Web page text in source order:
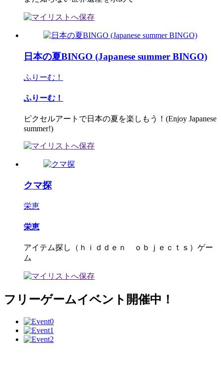
日本の夏BINGO (Japanese summer BINGO)
ふりーむ！
ふりーむ！
ピクセルアートで日本の夏を楽しもう！(Enjoy Japanese
summer!)
クマ探
栄恵
栄恵
アイテム探し（ｈｉｄｄｅｎ ｏｂｊｅｃｔｓ）ゲー
ム
フリーゲームイベント開催中！